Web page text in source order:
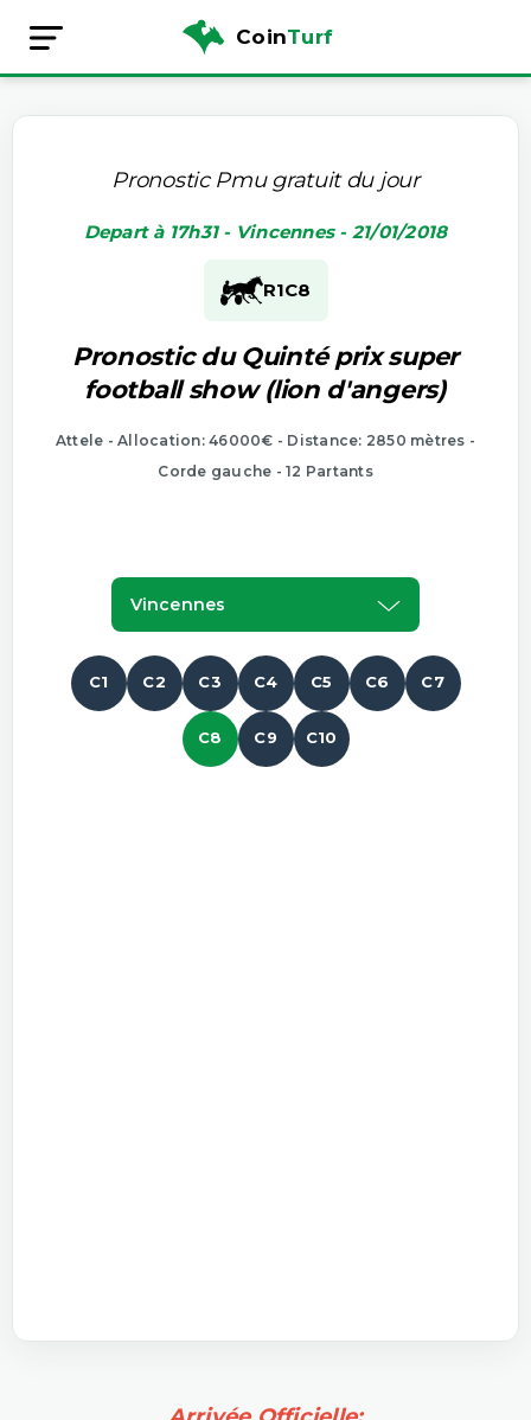
CoinTurf
Pronostic Pmu gratuit du jour
Depart à 17h31 - Vincennes - 21/01/2018
R1C8
Pronostic du Quinté prix super
football show (lion d'angers)
Attele - Allocation: 46000€ - Distance: 2850 mètres -
Corde gauche - 12 Partants
Vincennes
C1 C2 C3 C4 C5 C6 C7
C8 C9 C10